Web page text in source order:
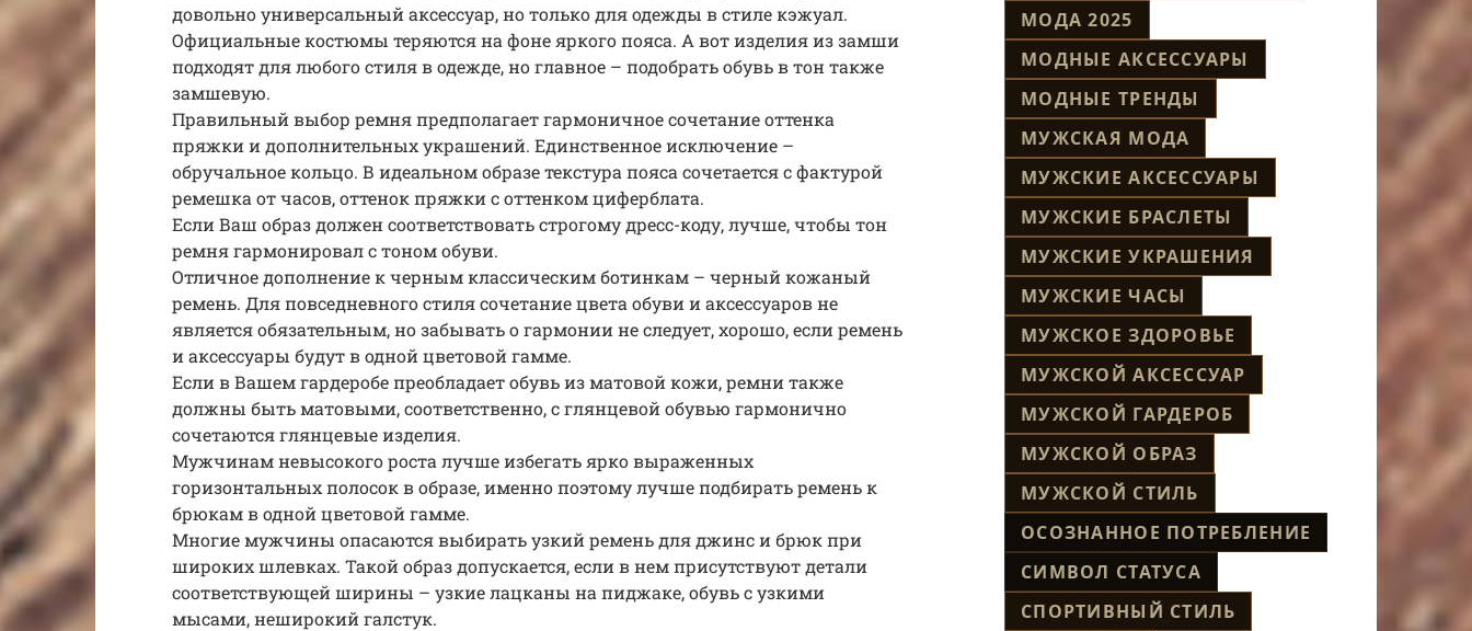
довольно универсальный аксессуар, но только для одежды в стиле кэжуал.
Официальные костюмы теряются на фоне яркого пояса. А вот изделия из замши
подходят для любого стиля в одежде, но главное – подобрать обувь в тон также
замшевую.
Правильный выбор ремня предполагает гармоничное сочетание оттенка
пряжки и дополнительных украшений. Единственное исключение –
обручальное кольцо. В идеальном образе текстура пояса сочетается с фактурой
ремешка от часов, оттенок пряжки с оттенком циферблата.
Если Ваш образ должен соответствовать строгому дресс-коду, лучше, чтобы тон
ремня гармонировал с тоном обуви.
Отличное дополнение к черным классическим ботинкам – черный кожаный
ремень. Для повседневного стиля сочетание цвета обуви и аксессуаров не
является обязательным, но забывать о гармонии не следует, хорошо, если ремень
и аксессуары будут в одной цветовой гамме.
Если в Вашем гардеробе преобладает обувь из матовой кожи, ремни также
должны быть матовыми, соответственно, с глянцевой обувью гармонично
сочетаются глянцевые изделия.
Мужчинам невысокого роста лучше избегать ярко выраженных
горизонтальных полосок в образе, именно поэтому лучше подбирать ремень к
брюкам в одной цветовой гамме.
Многие мужчины опасаются выбирать узкий ремень для джинс и брюк при
широких шлевках. Такой образ допускается, если в нем присутствуют детали
соответствующей ширины – узкие лацканы на пиджаке, обувь с узкими
мысами, неширокий галстук.
МОДА 2025
МОДНЫЕ АКСЕССУАРЫ
МОДНЫЕ ТРЕНДЫ
МУЖСКАЯ МОДА
МУЖСКИЕ АКСЕССУАРЫ
МУЖСКИЕ БРАСЛЕТЫ
МУЖСКИЕ УКРАШЕНИЯ
МУЖСКИЕ ЧАСЫ
МУЖСКОЕ ЗДОРОВЬЕ
МУЖСКОЙ АКСЕССУАР
МУЖСКОЙ ГАРДЕРОБ
МУЖСКОЙ ОБРАЗ
МУЖСКОЙ СТИЛЬ
ОСОЗНАННОЕ ПОТРЕБЛЕНИЕ
СИМВОЛ СТАТУСА
СПОРТИВНЫЙ СТИЛЬ